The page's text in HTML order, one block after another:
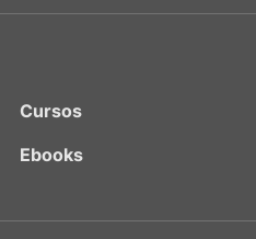
Cursos
Ebooks